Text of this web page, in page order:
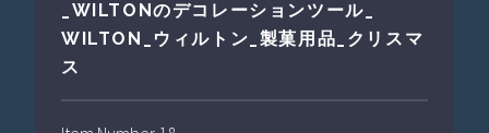
_WILTONのデコレーションツール_
WILTON_ウィルトン_製菓用品_クリスマ
ス